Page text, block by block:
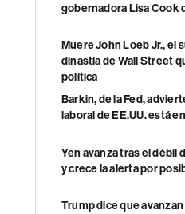
gobernadora Lisa Cook
Muere John Loeb Jr., el
dinastía de Wall Street
política
Barkin, de la Fed,
laboral de EE.UU. está
Yen avanza tras el débil
y crece la alerta por
Trump dice que